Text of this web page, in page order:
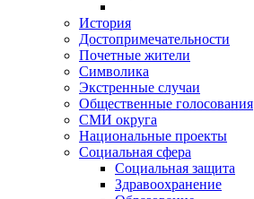
История
Достопримечательности
Почетные жители
Символика
Экстренные случаи
Общественные голосования
СМИ округа
Национальные проекты
Социальная сфера
Социальная защита
Здравоохранение